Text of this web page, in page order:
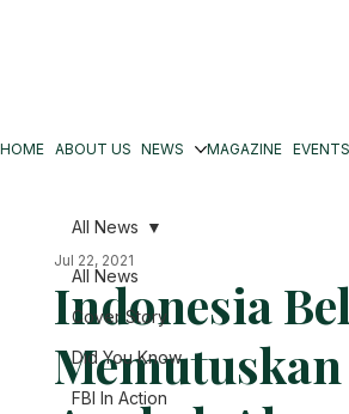
HOME ABOUT US NEWS MAGAZINE EVENTS
All News
Cover Story
Did You Know
FBI In Action
All News
Indonesia
Memutuskan
Jul 22, 2021